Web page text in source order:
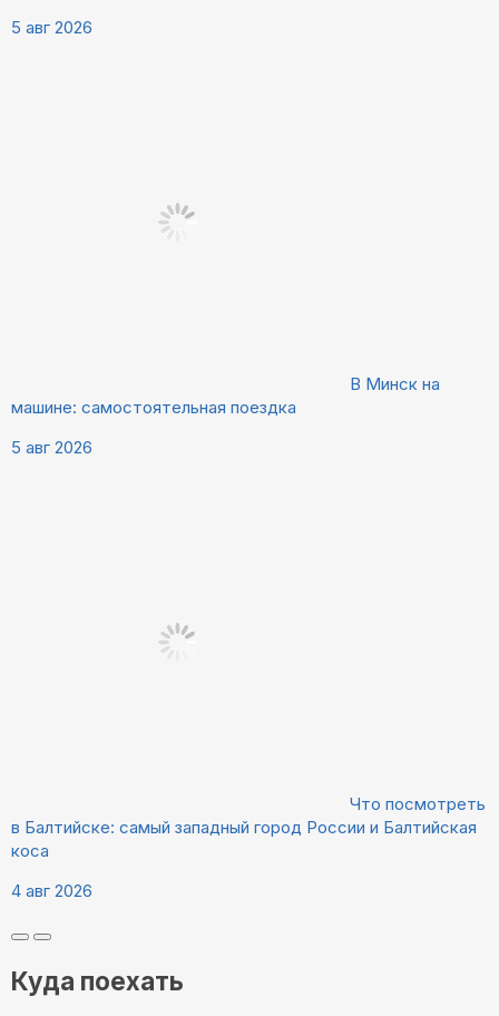
5 авг 2026
В Минск на
машине: самостоятельная поездка
5 авг 2026
Что посмотреть
в Балтийске: самый западный город России и Балтийская
коса
4 авг 2026
Куда поехать